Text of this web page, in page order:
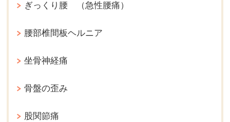
ぎっくり腰 （急性腰痛）
腰部椎間板ヘルニア
坐骨神経痛
骨盤の歪み
股関節痛